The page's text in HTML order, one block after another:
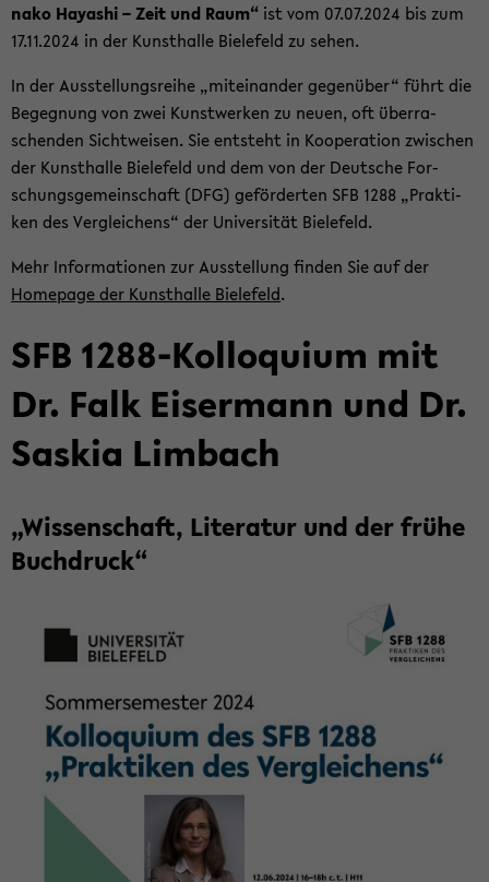
na­ko Ha­ya­shi – Zeit und Raum“ ist vom 07.07.2024 bis zum
17.11.2024 in der Kunst­hal­le Bie­le­feld zu sehen.
In der Aus­stel­lungs­rei­he „mit­ein­an­der ge­gen­über“ führt die
Be­geg­nung von zwei Kunst­wer­ken zu neuen, oft über­ra­
schen­den Sicht­wei­sen. Sie ent­steht in Ko­ope­ra­ti­on zwi­schen
der Kunst­hal­le Bie­le­feld und dem von der Deut­sche For­
schungs­ge­mein­schaft (DFG) ge­för­der­ten SFB 1288 „Prak­ti­
ken des Ver­glei­chens“ der Uni­ver­si­tät Bie­le­feld.
Mehr In­for­ma­tio­nen zur Aus­stel­lung fin­den Sie auf der
Home­page der Kunst­hal­le Bie­le­feld.
SFB 1288-​Kolloquium mit
Dr. Falk Eis­er­mann und Dr.
Sas­kia Lim­bach
„Wis­sen­schaft, Li­te­ra­tur und der frühe
Buch­druck“